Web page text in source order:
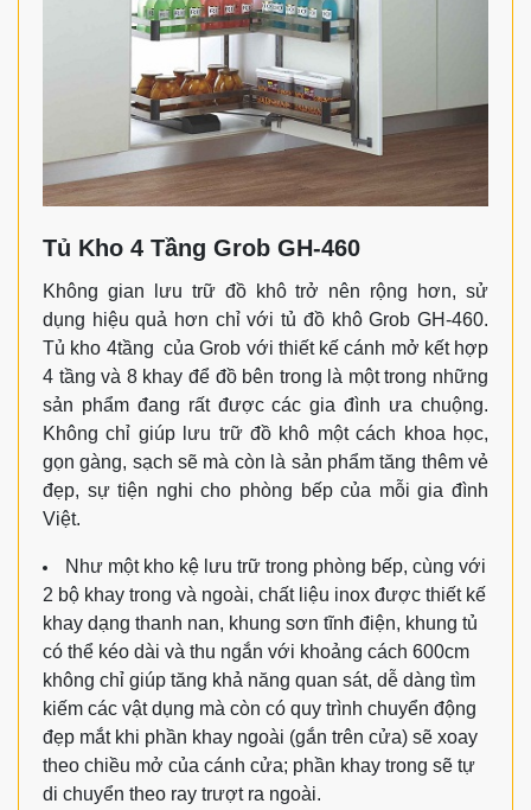
Tủ Kho 4 Tầng Grob GH-460
Không gian lưu trữ đồ khô trở nên rộng hơn, sử
dụng hiệu quả hơn chỉ với tủ đồ khô Grob GH-460.
Tủ kho 4tầng của Grob với thiết kế cánh mở kết hợp
4 tầng và 8 khay để đồ bên trong là một trong những
sản phẩm đang rất được các gia đình ưa chuộng.
Không chỉ giúp lưu trữ đồ khô một cách khoa học,
gọn gàng, sạch sẽ mà còn là sản phẩm tăng thêm vẻ
đẹp, sự tiện nghi cho phòng bếp của mỗi gia đình
Việt.
Như một kho kệ lưu trữ trong phòng bếp, cùng với
2 bộ khay trong và ngoài, chất liệu inox được thiết kế
khay dạng thanh nan, khung sơn tĩnh điện, khung tủ
có thể kéo dài và thu ngắn với khoảng cách 600cm
không chỉ giúp tăng khả năng quan sát, dễ dàng tìm
kiếm các vật dụng mà còn có quy trình chuyển động
đẹp mắt khi phần khay ngoài (gắn trên cửa) sẽ xoay
theo chiều mở của cánh cửa; phần khay trong sẽ tự
di chuyển theo ray trượt ra ngoài.